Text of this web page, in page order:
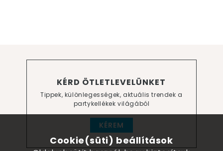
KÉRD ÖTLETLEVELÜNKET
Tippek, különlegességek, aktuális trendek a
partykellékek világából
KÉREM
Cookie(süti) beállítások